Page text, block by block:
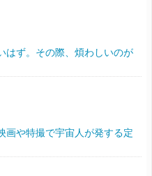
はず。その際、煩わしいのが
画や特撮で宇宙人が発する定